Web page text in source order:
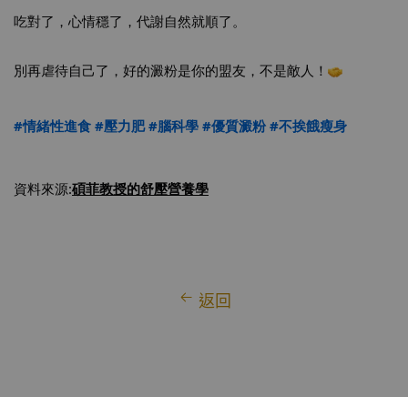
吃對了，心情穩了，代謝自然就順了。
別再虐待自己了，好的澱粉是你的盟友，不是敵人！
#情緒性進食 #壓力肥 #腦科學 #優質澱粉 #不挨餓瘦身
資料來源:碩菲教授的舒壓營養學
返回